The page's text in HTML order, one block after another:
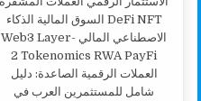
العملات الرقمية الصاعدة: دليل
شامل للمستثمرين العرب في